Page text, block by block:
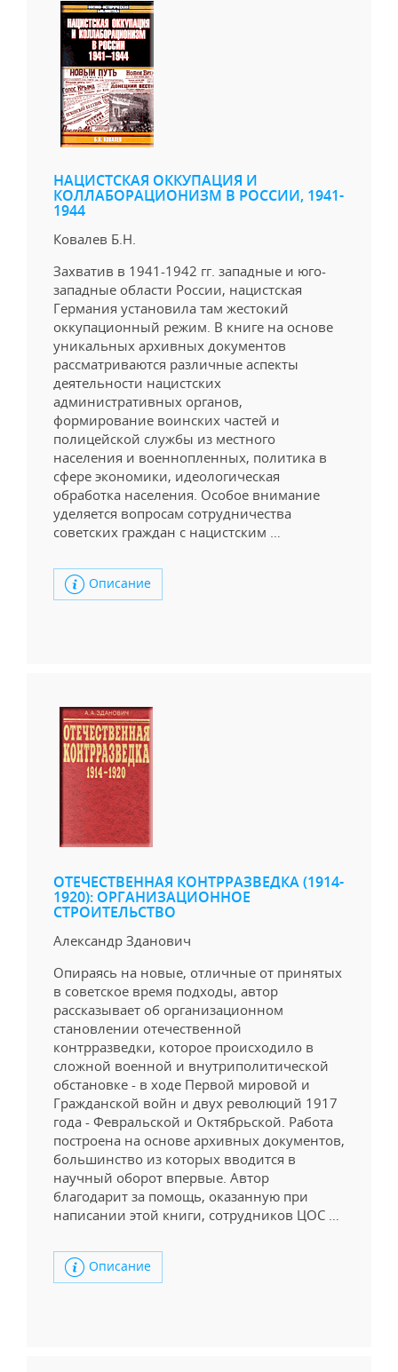
НАЦИСТСКАЯ ОККУПАЦИЯ И
КОЛЛАБОРАЦИОНИЗМ В РОССИИ, 1941-
1944
Ковалев Б.Н.
Захватив в 1941-1942 гг. западные и юго-
западные области России, нацистская
Германия установила там жестокий
оккупационный режим. В книге на основе
уникальных архивных документов
рассматриваются различные аспекты
деятельности нацистских
административных органов,
формирование воинских частей и
полицейской службы из местного
населения и военнопленных, политика в
сфере экономики, идеологическая
обработка населения. Особое внимание
уделяется вопросам сотрудничества
советских граждан с нацистским …
Описание
ОТЕЧЕСТВЕННАЯ КОНТРРАЗВЕДКА (1914-
1920): ОРГАНИЗАЦИОННОЕ
СТРОИТЕЛЬСТВО
Александр Зданович
Опираясь на новые, отличные от принятых
в советское время подходы, автор
рассказывает об организационном
становлении отечественной
контрразведки, которое происходило в
сложной военной и внутриполитической
обстановке - в ходе Первой мировой и
Гражданской войн и двух революций 1917
года - Февральской и Октябрьской. Работа
построена на основе архивных документов,
большинство из которых вводится в
научный оборот впервые. Автор
благодарит за помощь, оказанную при
написании этой книги, сотрудников ЦОС …
Описание